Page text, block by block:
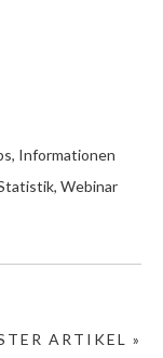
Informationen
, Webinar
ARTIKEL »